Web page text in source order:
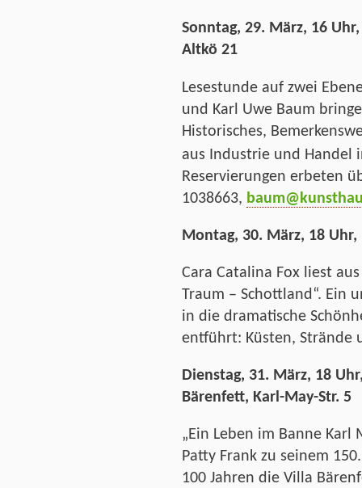
Sonntag, 29. März, 16
Altkö 21
Lesestunde auf zwei
und Karl Uwe Baum
Historisches,
aus Industrie und Handel
Reservierungen erbeten
1038663,
Montag, 30. März, 18 Uhr,
Cara Catalina Fox liest
Traum – Schottland“. Ein
in die dramatische
entführt: Küsten, Strände
Dienstag, 31. März, 18
Bärenfett, Karl-May-Str. 5
„Ein Leben im Banne Karl
Patty Frank zu seinem
100 Jahren die Villa